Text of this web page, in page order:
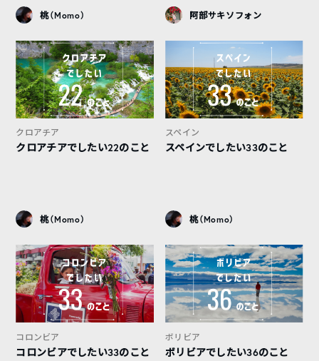
桃（Momo） 阿部サキソフォン
クロアチア
クロアチアでしたい22のこと
桃（Momo）
スペイン
スペインでしたい33のこと
桃（Momo）
コロンビア
コロンビアでしたい33のこと
ボリビア
ボリビアでしたい36のこと